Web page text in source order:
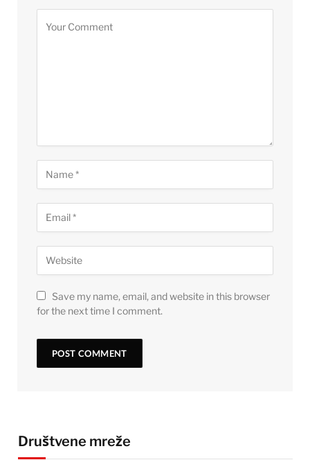
Save my name, email, and website in this browser
for the next time I comment.
Društvene mreže